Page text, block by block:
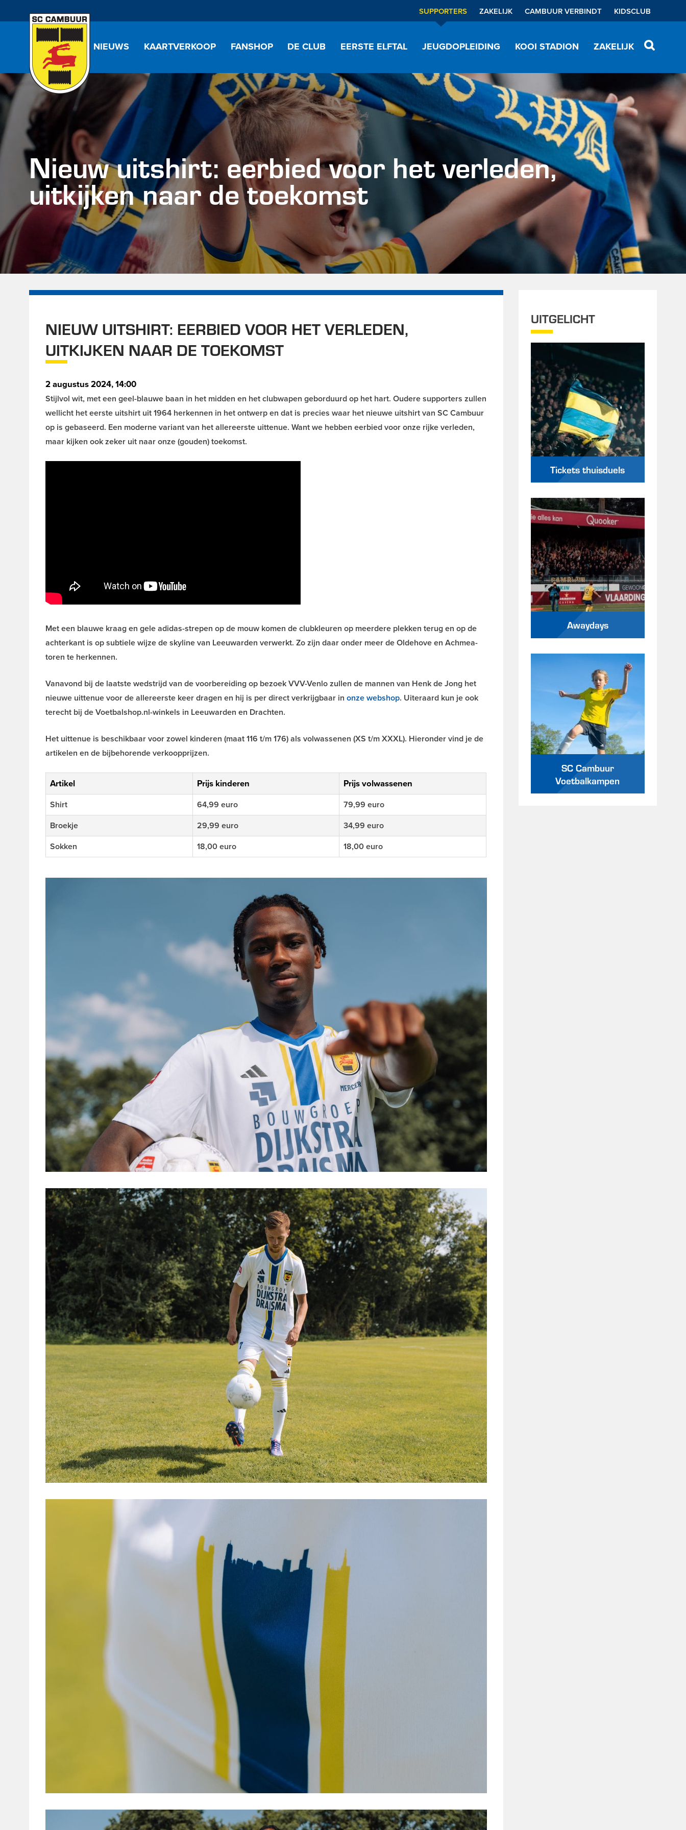
SUPPORTERS ZAKELIJK CAMBUUR VERBINDT KIDSCLUB
NIEUWS KAARTVERKOOP FANSHOP DE CLUB EERSTE ELFTAL JEUGDOPLEIDING KOOI STADION ZAKELIJK
Nieuw uitshirt: eerbied voor het verleden,
uitkijken naar de toekomst
NIEUW UITSHIRT: EERBIED VOOR HET VERLEDEN,
UITKIJKEN NAAR DE TOEKOMST
2 augustus 2024, 14:00
Stijlvol wit, met een geel-blauwe baan in het midden en het clubwapen geborduurd op het hart. Oudere supporters zullen
wellicht het eerste uitshirt uit 1964 herkennen in het ontwerp en dat is precies waar het nieuwe uitshirt van SC Cambuur
op is gebaseerd. Een moderne variant van het allereerste uittenue. Want we hebben eerbied voor onze rijke verleden,
maar kijken ook zeker uit naar onze (gouden) toekomst.
Met een blauwe kraag en gele adidas-strepen op de mouw komen de clubkleuren op meerdere plekken terug en op de
achterkant is op subtiele wijze de skyline van Leeuwarden verwerkt. Zo zijn daar onder meer de Oldehove en Achmea-
toren te herkennen.
Vanavond bij de laatste wedstrijd van de voorbereiding op bezoek VVV-Venlo zullen de mannen van Henk de Jong het
nieuwe uittenue voor de allereerste keer dragen en hij is per direct verkrijgbaar in onze webshop. Uiteraard kun je ook
terecht bij de Voetbalshop.nl-winkels in Leeuwarden en Drachten.
Het uittenue is beschikbaar voor zowel kinderen (maat 116 t/m 176) als volwassenen (XS t/m XXXL). Hieronder vind je de
artikelen en de bijbehorende verkoopprijzen.
Artikel Prijs kinderen Prijs volwassenen
Shirt 64,99 euro
79,99 euro
Broekje
29,99 euro
34,99 euro
Sokken
18,00 euro 18,00 euro
UITGELICHT
Tickets thuisduels
Awaydays
SC Cambuur
Voetbalkampen